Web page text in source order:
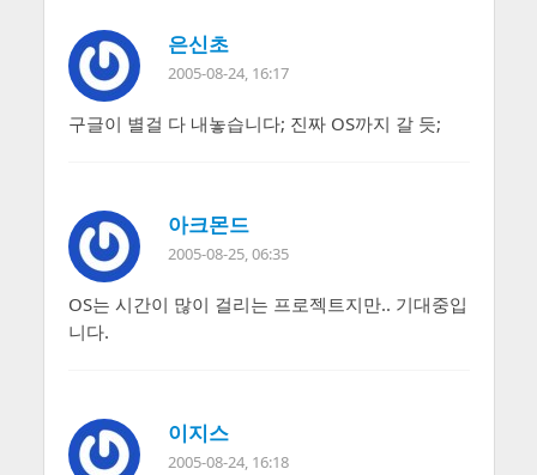
은신초
2005-08-24, 16:17
구글이 별걸 다 내놓습니다; 진짜 OS까지 갈 듯;
아크몬드
2005-08-25, 06:35
OS는 시간이 많이 걸리는 프로젝트지만.. 기대중입
니다.
이지스
2005-08-24, 16:18